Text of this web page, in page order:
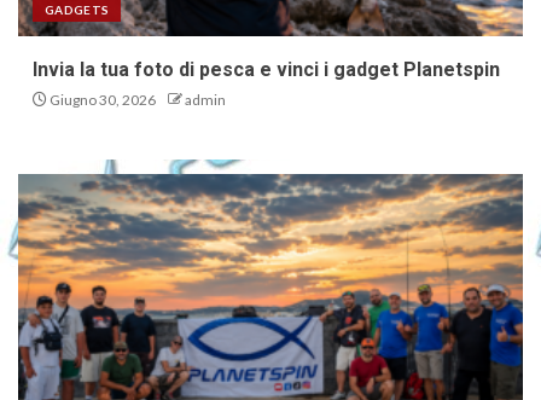
GADGETS
Invia la tua foto di pesca e vinci i gadget Planetspin
Giugno 30, 2026 admin